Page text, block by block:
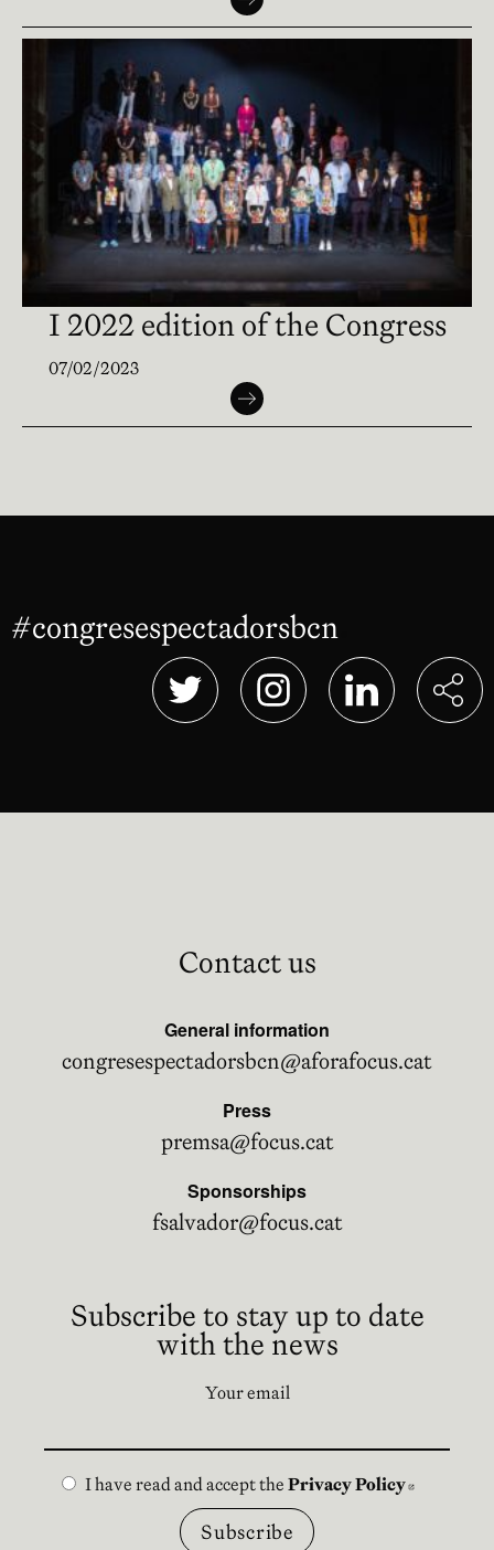
I 2022 edition of the Congress
07/02/2023
#congresespectadorsbcn
Abre en nueva ventana
Abre en nueva ventana
Abre en nueva
Contact us
General information
congresespectadorsbcn@aforafocus.cat
Press
premsa@focus.cat
Sponsorships
fsalvador@focus.cat
Subscribe to stay up to date
with the news
Your email
I have read and accept thePrivacy Policy